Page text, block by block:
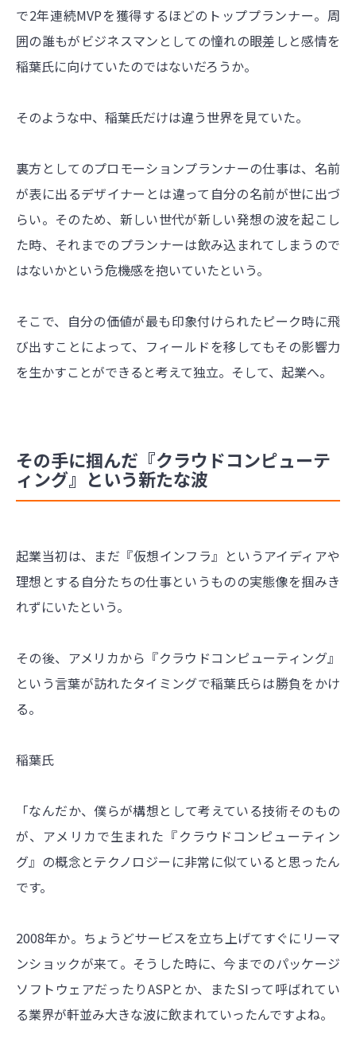
で2年連続MVPを獲得するほどのトッププランナー。周
囲の誰もがビジネスマンとしての憧れの眼差しと感情を
稲葉氏に向けていたのではないだろうか。
そのような中、稲葉氏だけは違う世界を見ていた。
裏方としてのプロモーションプランナーの仕事は、名前
が表に出るデザイナーとは違って自分の名前が世に出づ
らい。そのため、新しい世代が新しい発想の波を起こし
た時、それまでのプランナーは飲み込まれてしまうので
はないかという危機感を抱いていたという。
そこで、自分の価値が最も印象付けられたピーク時に飛
び出すことによって、フィールドを移してもその影響力
を生かすことができると考えて独立。そして、起業へ。
その手に掴んだ『クラウドコンピューテ
ィング』という新たな波
起業当初は、まだ『仮想インフラ』というアイディアや
理想とする自分たちの仕事というものの実態像を掴みき
れずにいたという。
その後、アメリカから『クラウドコンピューティング』
という言葉が訪れたタイミングで稲葉氏らは勝負をかけ
る。
稲葉氏
「なんだか、僕らが構想として考えている技術そのもの
が、アメリカで生まれた『クラウドコンピューティン
グ』の概念とテクノロジーに非常に似ていると思ったん
です。
2008年か。ちょうどサービスを立ち上げてすぐにリーマ
ンショックが来て。そうした時に、今までのパッケージ
ソフトウェアだったりASPとか、またSIって呼ばれてい
る業界が軒並み大きな波に飲まれていったんですよね。